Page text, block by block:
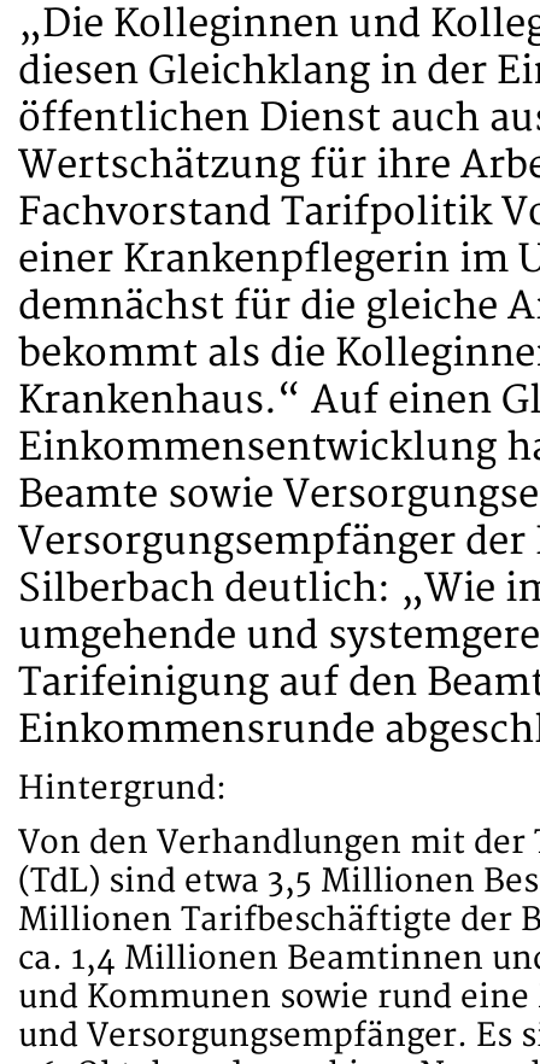
„Die Kolleginnen und
diesen Gleichklang in der
öffentlichen Dienst auch
Wertschätzung für ihre
Fachvorstand Tarifpolitik
einer Krankenpflegerin im
demnächst für die gleiche
bekommt als die
Krankenhaus.“ Auf einen
Einkommensentwicklung
Beamte sowie
Versorgungsempfänger
Silberbach deutlich: „Wie
umgehende und
Tarifeinigung auf den
Einkommensrunde
Hintergrund:
Von den Verhandlungen mit
(TdL) sind etwa 3,5 Millionen
Millionen Tarifbeschäftigte der
ca. 1,4 Millionen Beamtinnen
und Kommunen sowie rund
und Versorgungsempfänger.